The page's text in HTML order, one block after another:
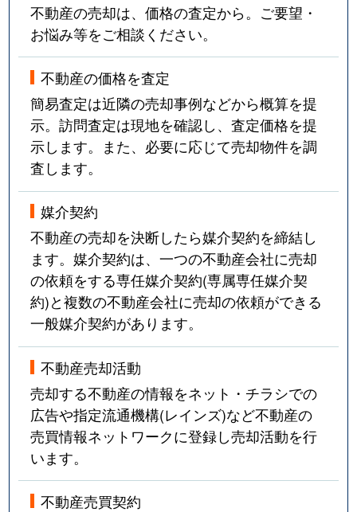
不動産の売却は、価格の査定から。ご要望・
お悩み等をご相談ください。
不動産の価格を査定
簡易査定は近隣の売却事例などから概算を提
示。訪問査定は現地を確認し、査定価格を提
示します。また、必要に応じて売却物件を調
査します。
媒介契約
不動産の売却を決断したら媒介契約を締結し
ます。媒介契約は、一つの不動産会社に売却
の依頼をする専任媒介契約(専属専任媒介契
約)と複数の不動産会社に売却の依頼ができる
一般媒介契約があります。
不動産売却活動
売却する不動産の情報をネット・チラシでの
広告や指定流通機構(レインズ)など不動産の
売買情報ネットワークに登録し売却活動を行
います。
不動産売買契約